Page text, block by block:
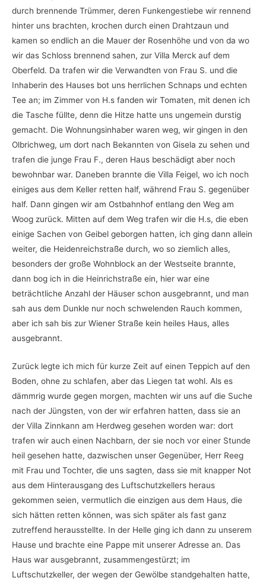
durch brennende Trümmer, deren Funkengestiebe wir rennend
hinter uns brachten, krochen durch einen Drahtzaun und
kamen so endlich an die Mauer der Rosenhöhe und von da wo
wir das Schloss brennend sahen, zur Villa Merck auf dem
Oberfeld. Da trafen wir die Verwandten von Frau S. und die
Inhaberin des Hauses bot uns herrlichen Schnaps und echten
Tee an; im Zimmer von H.s fanden wir Tomaten, mit denen ich
die Tasche füllte, denn die Hitze hatte uns ungemein durstig
gemacht. Die Wohnungsinhaber waren weg, wir gingen in den
Olbrichweg, um dort nach Bekannten von Gisela zu sehen und
trafen die junge Frau F., deren Haus beschädigt aber noch
bewohnbar war. Daneben brannte die Villa Feigel, wo ich noch
einiges aus dem Keller retten half, während Frau S. gegenüber
half. Dann gingen wir am Ostbahnhof entlang den Weg am
Woog zurück. Mitten auf dem Weg trafen wir die H.s, die eben
einige Sachen von Geibel geborgen hatten, ich ging dann allein
weiter, die Heidenreichstraße durch, wo so ziemlich alles,
besonders der große Wohnblock an der Westseite brannte,
dann bog ich in die Heinrichstraße ein, hier war eine
beträchtliche Anzahl der Häuser schon ausgebrannt, und man
sah aus dem Dunkle nur noch schwelenden Rauch kommen,
aber ich sah bis zur Wiener Straße kein heiles Haus, alles
ausgebrannt.
Zurück legte ich mich für kurze Zeit auf einen Teppich auf den
Boden, ohne zu schlafen, aber das Liegen tat wohl. Als es
dämmrig wurde gegen morgen, machten wir uns auf die Suche
nach der Jüngsten, von der wir erfahren hatten, dass sie an
der Villa Zinnkann am Herdweg gesehen worden war: dort
trafen wir auch einen Nachbarn, der sie noch vor einer Stunde
heil gesehen hatte, dazwischen unser Gegenüber, Herr Reeg
mit Frau und Tochter, die uns sagten, dass sie mit knapper Not
aus dem Hinterausgang des Luftschutzkellers heraus
gekommen seien, vermutlich die einzigen aus dem Haus, die
sich hätten retten können, was sich später als fast ganz
zutreffend herausstellte. In der Helle ging ich dann zu unserem
Hause und brachte eine Pappe mit unserer Adresse an. Das
Haus war ausgebrannt, zusammengestürzt; im
Luftschutzkeller, der wegen der Gewölbe standgehalten hatte,